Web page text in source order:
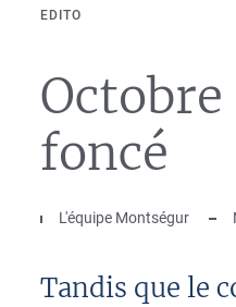
EDITO
foncé
L'équipe Montségur
Tandis que le